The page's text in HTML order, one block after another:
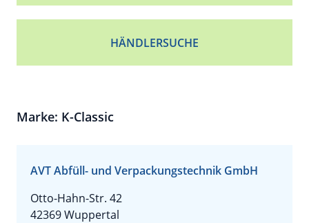
HÄNDLERSUCHE
Marke: K-Classic
AVT Abfüll- und Verpackungstechnik GmbH
Otto-Hahn-Str. 42
42369 Wuppertal